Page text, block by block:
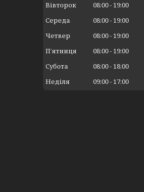
Вівторок
08:00 19:00
Середа
08:00 19:00
Четвер
08:00 19:00
Пʼятниця
08:00 19:00
Субота
08:00 18:00
Неділя
09:00 17:00